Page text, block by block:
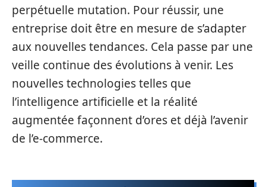
perpétuelle mutation. Pour réussir, une
entreprise doit être en mesure de s’adapter
aux nouvelles tendances. Cela passe par une
veille continue des évolutions à venir. Les
nouvelles technologies telles que
l’intelligence artificielle et la réalité
augmentée façonnent d’ores et déjà l’avenir
de l’e-commerce.